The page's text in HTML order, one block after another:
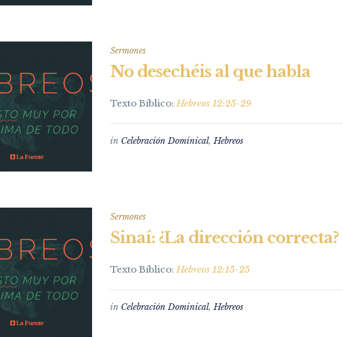
Sermones
No desechéis al que habla
Texto Bíblico: Hebreos 12:25-29
in Celebración Dominical,Hebreos
Sermones
Sinaí: ¿La dirección correcta?
Texto Bíblico:Hebreos 12:15-25
in Celebración Dominical,Hebreos